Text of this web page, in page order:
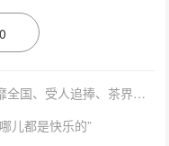
0
上一篇：安溪铁观音丨人红是非多！风靡全国、受人追捧、茶界之王、乌龙茶代
儿都是快乐的”